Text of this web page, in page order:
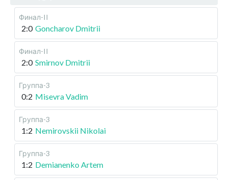
Финал-II
2:0 Goncharov Dmitrii
Финал-II
2:0 Smirnov Dmitrii
Группа-3
0:2 Misevra Vadim
Группа-3
1:2 Nemirovskii Nikolai
Группа-3
1:2 Demianenko Artem